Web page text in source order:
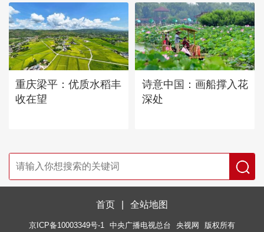
重庆梁平：优质水稻丰
收在望
诗意中国：画船撑入花
深处
首页 全站地图
京ICP备10003349号-1 中央广播电视总台 央视网 版权所有